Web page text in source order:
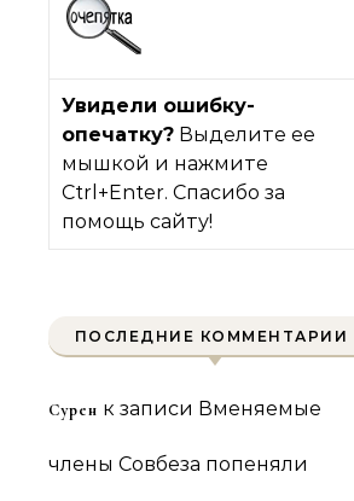
Увидели ошибку-
опечатку? Выделите ее
мышкой и нажмите
Ctrl+Enter. Спасибо за
помощь сайту!
ПОСЛЕДНИЕ КОММЕНТАРИИ
Сурен к записи Вменяемые
члены Совбеза попеняли